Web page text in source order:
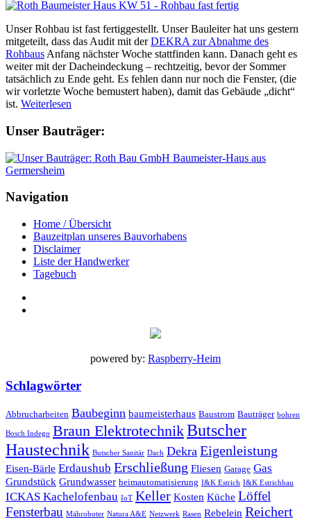
Unser Rohbau ist fast fertiggestellt. Unser Bauleiter hat uns gestern
mitgeteilt, dass das Audit mit derDEKRA zur Abnahme des
Rohbaus Anfang nächster Woche stattfinden kann. Danach geht es
weiter mit der Dacheindeckung – rechtzeitig, bevor der Sommer
tatsächlich zu Ende geht. Es fehlen dann nur noch die Fenster, (die
wir vorletzte Woche bemustert haben), damit das Gebäude „dicht“
ist. Weiterlesen
Unser Bauträger:
Navigation
Home / Übersicht
Bauzeitplan unseres Bauvorhabens
Disclaimer
Liste der Handwerker
Tagebuch
powered by: Raspberry-Heim
Schlagwörter
Abbrucharbeiten Baubeginn baumeisterhaus Baustrom Bauträger bohren
Bosch Indego Braun ElektrotechnikButscher
Haustechnik Butscher Sanitär Dach Dekra Eigenleistung
Eisen-Bärle Erdaushub Erschließung Fliesen Garage Gas
Grundstück Grundwasser heimautomatisierung I&K Estrich I&K Estrichbau
ICKAS Kachelofenbau IoT Keller Kosten Küche Löffel
Fensterbau Mähroboter Natura A&E Netzwerk Rasen Rebelein Reichert